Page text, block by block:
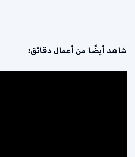
شاهد أيضًا من أعمال دقائق: